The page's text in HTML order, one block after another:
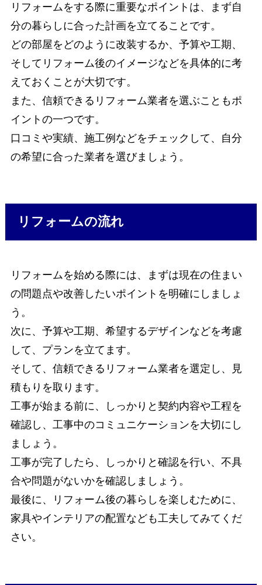
リフォームをする際に重要なポイントは、まず自
分の暮らしに合った計画を立てることです。
どの部屋をどのように改装するか、予算や工期、
そしてリフォーム後のイメージなどを具体的に考
えておくことが大切です。
また、信頼できるリフォーム業者を選ぶこともポ
イントの一つです。
口コミや実績、施工例などをチェックして、自分
の希望に合った業者を選びましょう。
リフォームの流れ
リフォームを始める際には、まずは現在の住まい
の問題点や改善したいポイントを明確にしましょ
う。
次に、予算や工期、希望するデザインなどを考慮
して、プランを立てます。
そして、信頼できるリフォーム業者を選定し、見
積もりを取ります。
工事が始まる前に、しっかりと契約内容や工程を
確認し、工事中のコミュニケーションを大切にし
ましょう。
工事が完了したら、しっかりと確認を行い、不具
合や問題がないかを確認しましょう。
最後に、リフォーム後の暮らしを楽しむために、
家具やインテリアの配置なども工夫してみてくだ
さい。